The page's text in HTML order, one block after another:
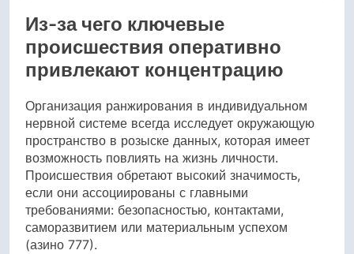
Из-за чего ключевые
происшествия оперативно
привлекают концентрацию
Организация ранжирования в индивидуальном
нервной системе всегда исследует окружающую
пространство в розыске данных, которая имеет
возможность повлиять на жизнь личности.
Происшествия обретают высокий значимость,
если они ассоциированы с главными
требованиями: безопасностью, контактами,
саморазвитием или материальным успехом
(азино 777).